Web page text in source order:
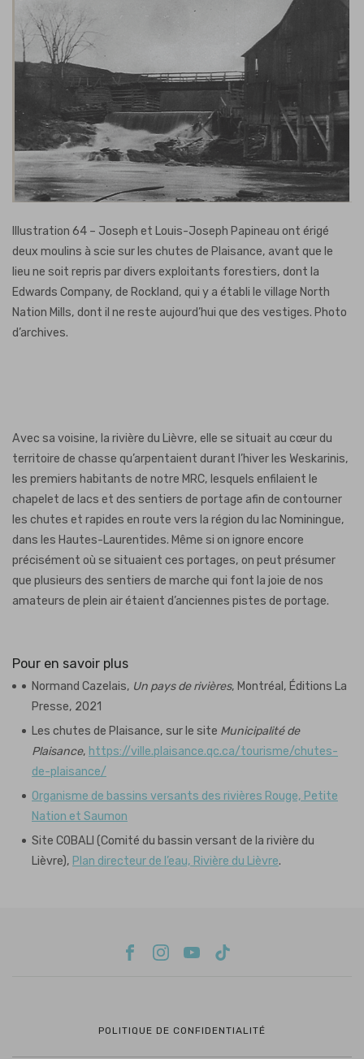
Illustration 64 – Joseph et Louis-Joseph Papineau ont érigé
deux moulins à scie sur les chutes de Plaisance, avant que le
lieu ne soit repris par divers exploitants forestiers, dont la
Edwards Company, de Rockland, qui y a établi le village North
Nation Mills, dont il ne reste aujourd’hui que des vestiges. Photo
d’archives.
Avec sa voisine, la rivière du Lièvre, elle se situait au cœur du
territoire de chasse qu’arpentaient durant l’hiver les Weskarinis,
les premiers habitants de notre MRC, lesquels enfilaient le
chapelet de lacs et des sentiers de portage afin de contourner
les chutes et rapides en route vers la région du lac Nominingue,
dans les Hautes-Laurentides. Même si on ignore encore
précisément où se situaient ces portages, on peut présumer
que plusieurs des sentiers de marche qui font la joie de nos
amateurs de plein air étaient d’anciennes pistes de portage.
Pour en savoir plus
Normand Cazelais, Un pays de rivières, Montréal, Éditions La
Presse, 2021
Les chutes de Plaisance, sur le site Municipalité de
Plaisance, https://ville.plaisance.qc.ca/tourisme/chutes-
de-plaisance/
Organisme de bassins versants des rivières Rouge, Petite
Nation et Saumon
Site COBALI (Comité du bassin versant de la rivière du
Lièvre), Plan directeur de l’eau, Rivière du Lièvre.
POLITIQUE DE CONFIDENTIALITÉ